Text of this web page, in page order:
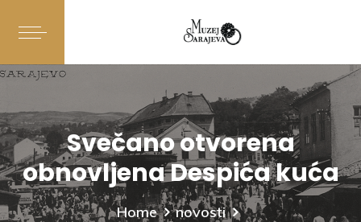
Svečano otvorena
obnovljena Despića kuća
Home
novosti